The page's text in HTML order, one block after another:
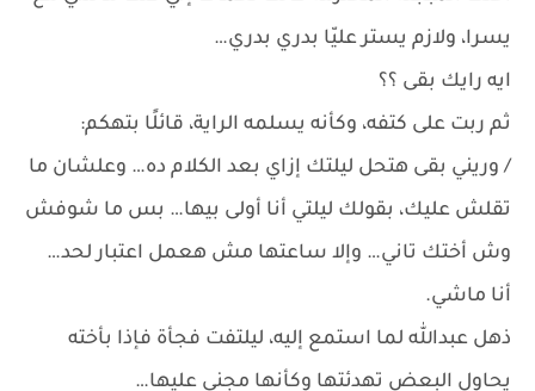
يسرا، ولازم يستر عليّا بدري بدري…
ايه رايك بقى ؟؟
ثم ربت على كتفه، وكأنه يسلمه الراية، قائلًا بتهكم:
/ وريني بقى هتحل ليلتك إزاي بعد الكلام ده… وعلشان ما
تقلش عليك، بقولك ليلتي أنا أولى بيها… بس ما شوفش
وش أختك تاني… وإلا ساعتها مش هعمل اعتبار لحد…
أنا ماشي.
ذهل عبدالله لما استمع إليه، ليلتفت فجأة فإذا بأخته
يحاول البعض تهدئتها وكأنها مجني عليها…